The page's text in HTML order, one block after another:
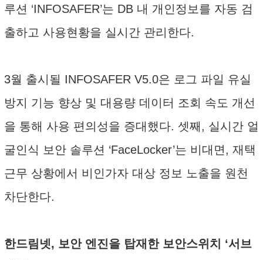
루션 ‘INFOSAFER’는 DB 내 개인정보를 자동 검
출하고 사용현황을 실시간 관리한다.
3월 출시될 INFOSAFER V5.0은 로그 파일 유실
방지 기능 향상 및 대용량 데이터 조회 속도 개선
을 통해 사용 편의성을 증대했다. 셋째, 실시간 얼
굴인식 보안 솔루션 ‘FaceLocker’는 비대면, 재택
근무 상황에서 비인가자 대상 정보 노출을 원천
차단한다.
한드림넷, 보안 엔진을 탑재한 보안스위치 ‘서브